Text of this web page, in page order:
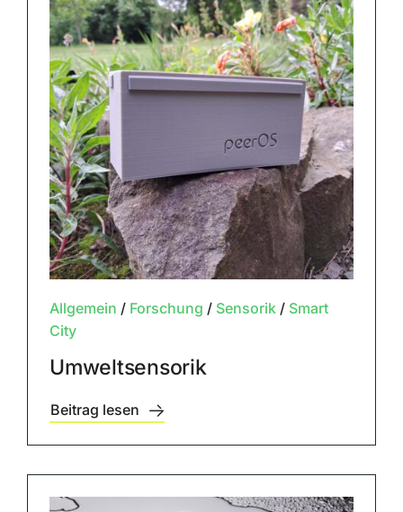
Allgemein / Forschung / Sensorik/ Smart
City
Umweltsensorik
Beitrag lesen